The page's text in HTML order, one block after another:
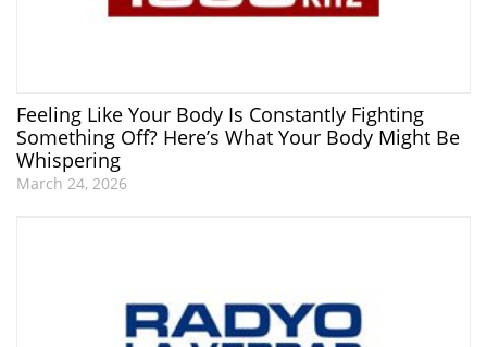
Feeling Like Your Body Is Constantly Fighting
Something Off? Here’s What Your Body Might Be
Whispering
March 24, 2026